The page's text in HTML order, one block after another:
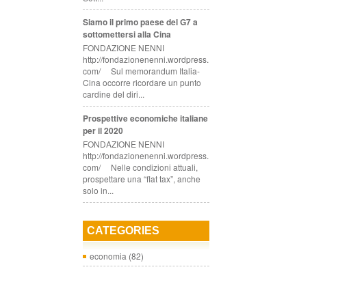
Siamo il primo paese del G7 a
sottomettersi alla Cina
FONDAZIONE NENNI
http://fondazionenenni.wordpress.
com/ Sul memorandum Italia-
Cina occorre ricordare un punto
cardine del diri...
Prospettive economiche italiane
per il 2020
FONDAZIONE NENNI
http://fondazionenenni.wordpress.
com/ Nelle condizioni attuali,
prospettare una “flat tax”, anche
solo in...
CATEGORIES
economia (82)